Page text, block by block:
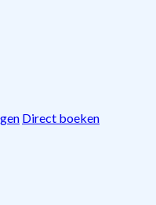
Direct boeken